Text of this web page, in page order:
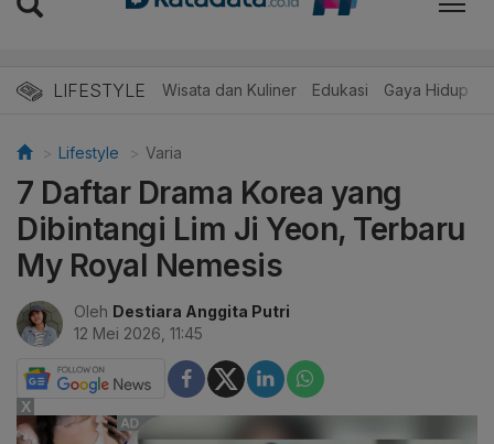
LIFESTYLE Wisata dan Kuliner Edukasi Gaya Hidup
Lifestyle Varia
7 Daftar Drama Korea yang
Dibintangi Lim Ji Yeon, Terbaru
My Royal Nemesis
Oleh Destiara Anggita Putri
12 Mei 2026, 11:45
X